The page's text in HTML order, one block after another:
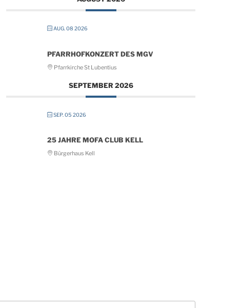
AUG. 08 2026
PFARRHOFKONZERT DES MGV
Pfarrkirche St Lubentius
SEPTEMBER 2026
SEP. 05 2026
25 JAHRE MOFA CLUB KELL
Bürgerhaus Kell